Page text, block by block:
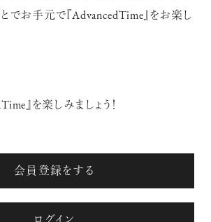
でお手元で『AdvancedTime』をお楽し
』を楽しみましょう！
会員登録をする